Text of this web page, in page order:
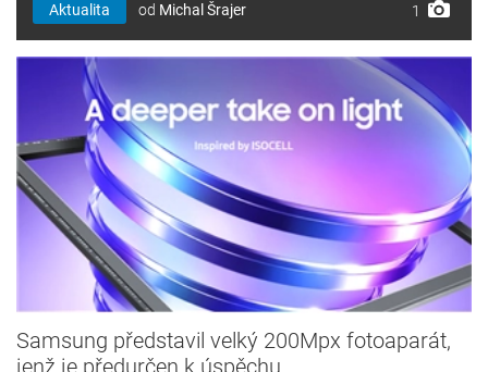
Aktualita od Michal Šrajer 1
Samsung představil velký 200Mpx fotoaparát,
jenž je předurčen k úspěchu